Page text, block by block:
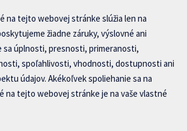
na tejto webovej stránke slúžia len na
žiadne záruky, výslovné ani
sa úplnosti, presnosti, primeranosti,
spoľahlivosti, vhodnosti, dostupnosti ani
údajov. Akékoľvek spoliehanie sa na
na tejto webovej stránke je na vaše vlastné